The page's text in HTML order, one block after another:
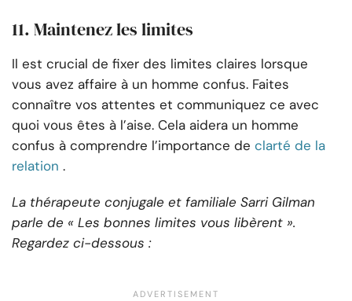
11. Maintenez les limites
Il est crucial de fixer des limites claires lorsque
vous avez affaire à un homme confus. Faites
connaître vos attentes et communiquez ce avec
quoi vous êtes à l’aise. Cela aidera un homme
confus à comprendre l’importance de clarté de la
relation .
La thérapeute conjugale et familiale Sarri Gilman
parle de « Les bonnes limites vous libèrent ».
Regardez ci-dessous :